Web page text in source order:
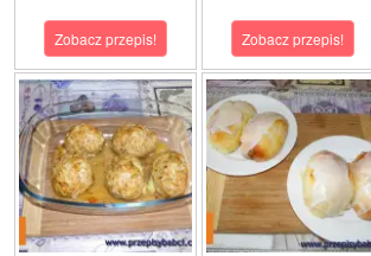
Zobacz przepis! Zobacz przepis!